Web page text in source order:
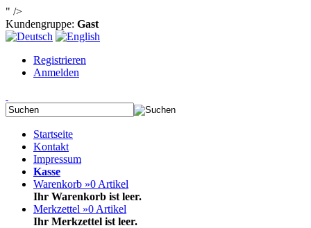
" />
Kundengruppe: Gast
Registrieren
Anmelden
Startseite
Kontakt
Impressum
Kasse
Warenkorb »0 Artikel
Ihr Warenkorb ist leer.
Merkzettel »0 Artikel
Ihr Merkzettel ist leer.